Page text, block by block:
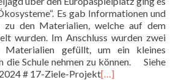
Es gab Informationen und
zu den Materialien, welche auf dem
wurden. Im Anschluss wurden zwei
gefüllt, um ein kleines
die Schule nehmen zu können. Siehe
# 17-Ziele-Projekt[…]